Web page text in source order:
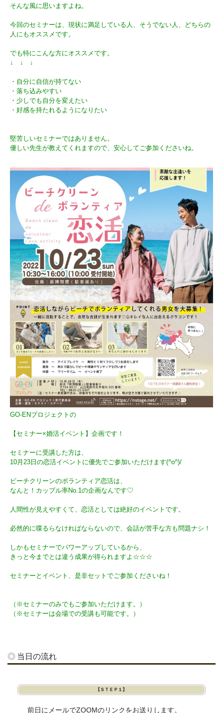
そんな風に思いますよね。
今回のセミナーは、現状に満足している人、そうでない人、どちらの
人にもオススメです。
でも特にこんな方にオススメです。
↓ ↓ ↓
・自分に自信が持てない
・落ち込みやすい
・少しでも自分を変えたい
・好感を持たれるようになりたい
堅苦しいセミナーではありません。
優しい先生が教えてくれますので、安心してご参加くださいね。
GO-ENプロジェクトの
【セミナー×婚活イベント】企画です！
セミナーに受講した方は、
10月23日の恋活イベントに優先でご参加いただけます(^o^)/
ビーチクリーンのボランティア恋活は、
なんと！カップル率No.1の企画なんです♡
人間性が見えやすくて、恋活としては絶好のイベントです。
必然的に喋るらなければならないので、会話が苦手な方も問題ナシ！
しかもセミナーでパワーアップしているから、
きっと今までとは違う成果が得られますよ☆☆☆
セミナーとイベント、是非セットでご参加くださいね！
（※セミナーのみでもご参加いただけます。）
（※セミナーは会場での受講も可能です。）
当日の流れ
【ＳＴＥＰ１】
前日にメールでZOOMのリンクをお送りします。